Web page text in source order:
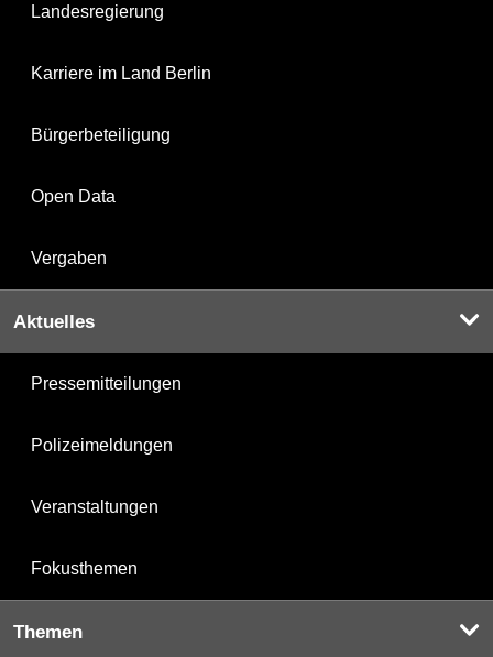
Landesregierung
Karriere im Land Berlin
Bürgerbeteiligung
Open Data
Vergaben
Aktuelles
Pressemitteilungen
Polizeimeldungen
Veranstaltungen
Fokusthemen
Themen